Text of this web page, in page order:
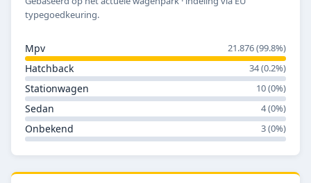
typegoedkeuring.
Mpv 21.876 (99.8%)
Hatchback 34 (0.2%)
Stationwagen 10 (0%)
Sedan 4 (0%)
Onbekend 3 (0%)